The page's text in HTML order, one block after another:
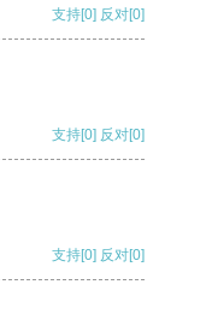
支持[0] 反对[0]
支持[0] 反对[0]
支持[0] 反对[0]